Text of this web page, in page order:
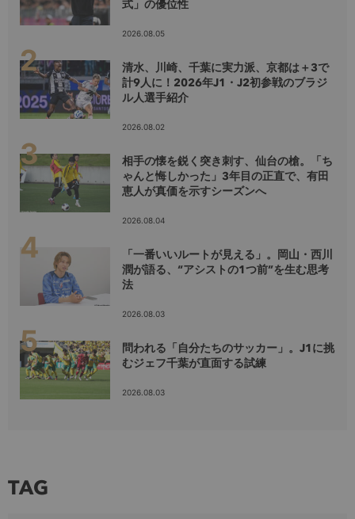
式」の優位性
2026.08.05
清水、川崎、千葉に実力派、京都は＋3で
計9人に！2026年J1・J2初参戦のブラジ
ル人選手紹介
2026.08.02
相手の懐を鋭く突き刺す、仙台の槍。「ち
ゃんと悔しかった」3年目の正直で、有田
恵人が真価を示すシーズンへ
2026.08.04
「一番いいルートが見える」。岡山・西川
潤が語る、“アシストの1つ前”を生む思考
法
2026.08.03
問われる「自分たちのサッカー」。J1に挑
むジェフ千葉が直面する試練
2026.08.03
TAG